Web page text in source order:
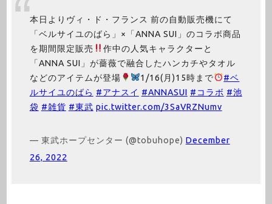
本日よりヴィ・ド・フランス 前の自動販売機にて
「ベルサイユのばら」×「ANNA SUI」のコラボ商品
を期間限定販売
作中の人気キャラクターと
「ANNA SUI」が薔薇で融合したハンカチやタオル
などのアイテムが登場
1/16(月)15時まで
#ベ
ルサイユのばら #アナスイ #ANNASUI #コラボ #池
袋 #雑貨 #東武 pic.twitter.com/3SaVRZNumv
— 東武ホープセンター (@tobuhope) December
26, 2022